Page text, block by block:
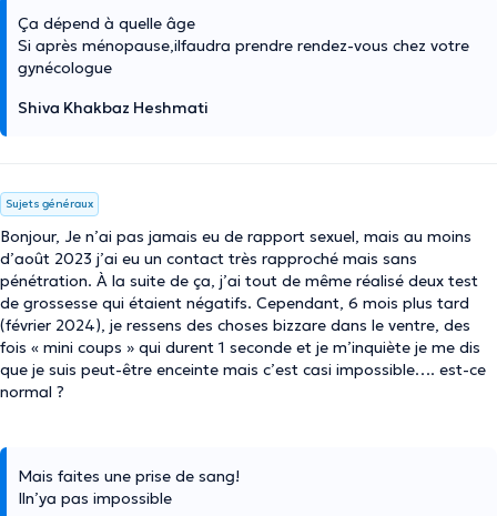
Ça dépend à quelle âge
Si après ménopause,ilfaudra prendre rendez-vous chez votre
gynécologue
Shiva Khakbaz Heshmati
Sujets généraux
Bonjour, Je n’ai pas jamais eu de rapport sexuel, mais au moins
d’août 2023 j’ai eu un contact très rapproché mais sans
pénétration. À la suite de ça, j’ai tout de même réalisé deux test
de grossesse qui étaient négatifs. Cependant, 6 mois plus tard
(février 2024), je ressens des choses bizzare dans le ventre, des
fois « mini coups » qui durent 1 seconde et je m’inquiète je me dis
que je suis peut-être enceinte mais c’est casi impossible…. est-ce
normal ?
Mais faites une prise de sang!
Iln’ya pas impossible